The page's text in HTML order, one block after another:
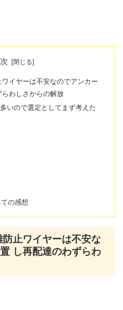
イヤーは不安なのでアンカー
わしさからの解放
いので選定としてまず考えた
の感想
止ワイヤーは不安な
し再配達のわずらわ